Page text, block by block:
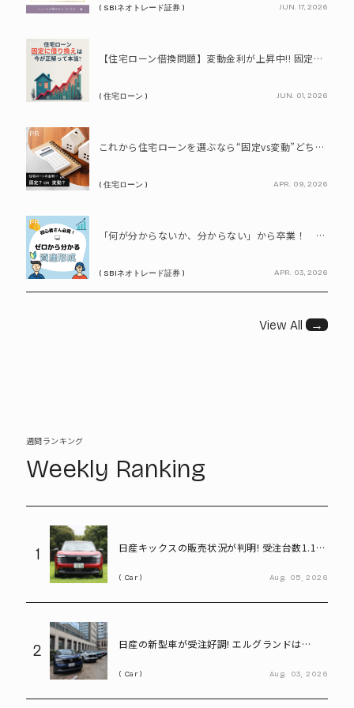
( SBIネオトレード証券 ) JUN. 17, 2026
【住宅ローン借換問題】変動金利が上昇中!! 固定に借り換えるなら今が正解って本当? シミュレーションで比較してみよう
( 住宅ローン ) JUN. 01, 2026
PR
これから住宅ローンを選ぶなら“固定vs変動”どちらが正解? 9割が利用したいと答えた「いま決めなくてもいい」ローンとは!?
( 住宅ローン ) APR. 09, 2026
PR
「何が分からないか、分からない」から卒業！ SBIネオトレード証券で学ぶ、はじめての資産形成
( SBIネオトレード証券 ) APR. 03, 2026
View All →
週間ランキング
Weekly Ranking
1
日産キックスの販売状況が判明! 受注台数1.1台
Car Aug. 05, 2026
2
日産の新型車が受注好調! エルグランドは
Car Aug. 03, 2026